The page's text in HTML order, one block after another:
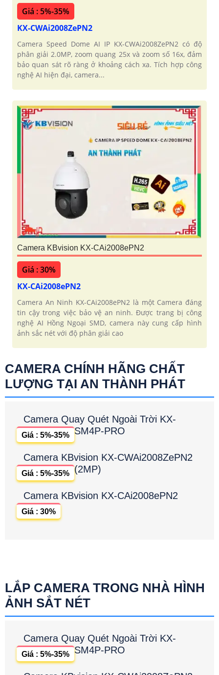
Giá : 5%-35%
KX-CWAi2008ZePN2
Camera Speed Dome AI IP KX-CWAi2008ZePN2 có độ
phân giải 2.0MP, zoom quang 25x và zoom số 16x, đảm
bảo quan sát rõ ràng ở khoảng cách xa. Tích hợp công
nghệ AI hiện đại, camera...
Camera KBvision KX-CAi2008ePN2
Giá : 30%
KX-CAi2008ePN2
Camera An Ninh KX-CAi2008ePN2 là một Camera đáng
tin cậy trong việc bảo vệ an ninh. Được trang bị công
nghệ AI Hồng Ngoại SMD, camera này cung cấp hình
ảnh sắc nét với độ phân giải cao
CAMERA CHÍNH HÃNG CHẤT
LƯỢNG TẠI AN THÀNH PHÁT
Camera Quay Quét Ngoài Trời KX-
SM4P-PRO
Giá : 5%-35%
Camera KBvision KX-CWAi2008ZePN2
(2MP)
Giá : 5%-35%
Camera KBvision KX-CAi2008ePN2
Giá : 30%
LẮP CAMERA TRONG NHÀ HÌNH
ẢNH SẮT NÉT
Camera Quay Quét Ngoài Trời KX-
SM4P-PRO
Giá : 5%-35%